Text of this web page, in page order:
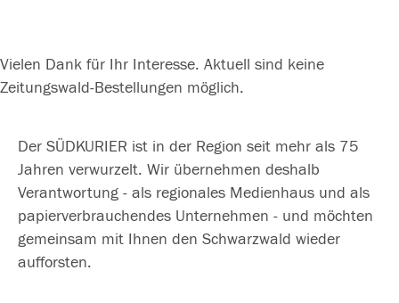
Vielen Dank für Ihr Interesse. Aktuell sind keine
Zeitungswald-Bestellungen möglich.
Der SÜDKURIER ist in der Region seit mehr als 75
Jahren verwurzelt. Wir übernehmen deshalb
Verantwortung - als regionales Medienhaus und als
papierverbrauchendes Unternehmen - und möchten
gemeinsam mit Ihnen den Schwarzwald wieder
aufforsten.